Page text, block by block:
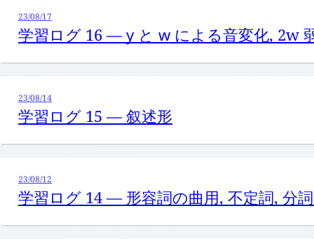
23/08/17
学習ログ 16 — y と w による音変化, 2w
23/08/14
学習ログ 15 — 叙述形
23/08/12
学習ログ 14 — 形容詞の曲用, 不定詞, 分